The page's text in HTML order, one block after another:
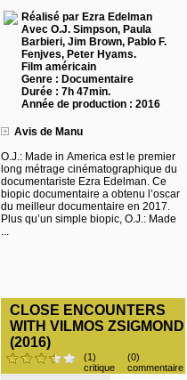
Réalisé par Ezra Edelman
Avec O.J. Simpson, Paula
Barbieri, Jim Brown, Pablo F.
Fenjves, Peter Hyams.
Film américain
Genre : Documentaire
Durée : 7h 47min.
Année de production : 2016
Avis de Manu
O.J.: Made in America est le premier
long métrage cinématographique du
documentariste Ezra Edelman. Ce
biopic documentaire a obtenu l’oscar
du meilleur documentaire en 2017.
Plus qu’un simple biopic, O.J.: Made
...
CLOSE ENCOUNTERS
WITH VILMOS ZSIGMOND
(2016)
(1)
critique
(0)
commentaire